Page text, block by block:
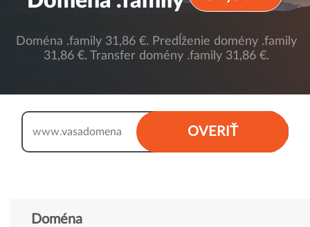
Doména .family 31,86 €. Predĺženie domény .family
31,86 €. Transfer domény .family 31,86 €.
OVERIŤ
www.
Doména